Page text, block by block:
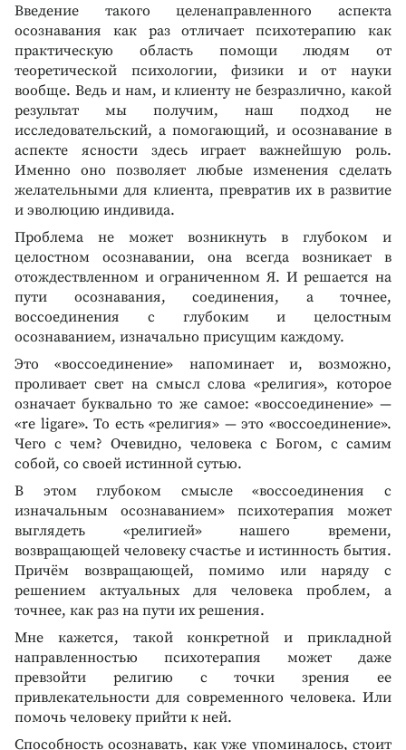
Введение такого целенаправленного аспекта
осознавания как раз отличает психотерапию как
практическую область помощи людям от
теоретической психологии, физики и от науки
вообще. Ведь и нам, и клиенту не безразлично, какой
результат мы получим, наш подход не
исследовательский, а помогающий, и осознавание в
аспекте ясности здесь играет важнейшую роль.
Именно оно позволяет любые изменения сделать
желательными для клиента, превратив их в развитие
и эволюцию индивида.
Проблема не может возникнуть в глубоком и
целостном осознавании, она всегда возникает в
отождествленном и ограниченном Я. И решается на
пути осознавания, соединения, а точнее,
воссоединения с глубоким и целостным
осознаванием, изначально присущим каждому.
Это «воссоединение» напоминает и, возможно,
проливает свет на смысл слова «религия», которое
означает буквально то же самое: «воссоединение» —
«re ligare». То есть «религия» — это «воссоединение».
Чего с чем? Очевидно, человека с Богом, с самим
собой, со своей истинной сутью.
В этом глубоком смысле «воссоединения с
изначальным осознаванием» психотерапия может
выглядеть «религией» нашего времени,
возвращающей человеку счастье и истинность бытия.
Причём возвращающей, помимо или наряду с
решением актуальных для человека проблем, а
точнее, как раз на пути их решения.
Мне кажется, такой конкретной и прикладной
направленностью психотерапия может даже
превзойти религию с точки зрения ее
привлекательности для современного человека. Или
помочь человеку прийти к ней.
Способность осознавать, как уже упоминалось, стоит